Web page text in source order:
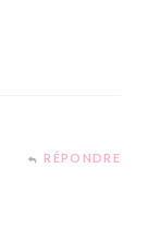
RÉPONDRE